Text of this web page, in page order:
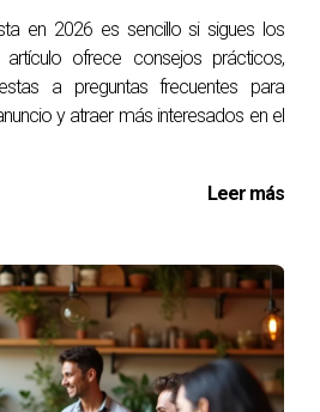
reparaciones antes de
recomendable para aumentar el
para vender mi
escritura de propiedad,
recibos de impuestos al día.
el precio adecuado para mi
en 2026 es sencillo si sigues los
ofrece consejos prácticos,
a preguntas frecuentes para
y atraer más interesados en el
Leer más